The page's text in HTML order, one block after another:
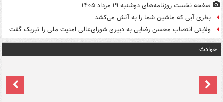
صفحه نخست روزنامه‌های دوشنبه ۱۹ مرداد ۱۴۰۵
بطری آبی که ماشین شما را به آتش می‌کشد
ولایتی انتصاب محسن رضایی به دبیری شورای‌عالی امنیت ملی را تبریک گفت
حوادث